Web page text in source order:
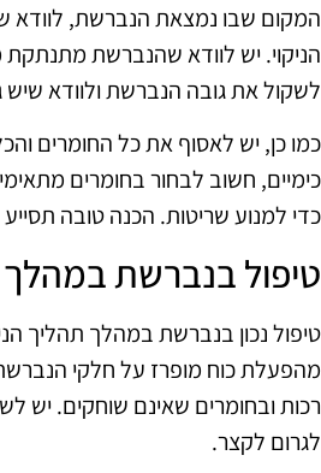
המקום שבו נמצאת הנברשת, לוודא
הניקוי. יש לוודא שהנברשת
לשקול את גובה הנברשת ולוודא שיש
כמו כן, יש לאסוף את כל החומרים
כימיים, חשוב לבחור בחומרים
כדי למנוע שריטות. הכנה טובה
טיפול בנברשת במהלך
טיפול נכון בנברשת במהלך תהליך
מהפעלת כוח מופרז על חלקי
רכות ובחומרים שאינם שוחקים. יש
לגרום לקצר.